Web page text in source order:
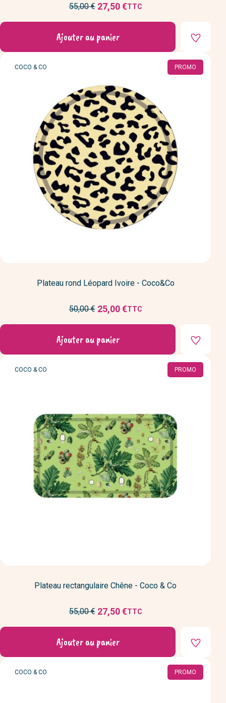
Prix
base
55,00 €
Prix
réduit
27,50 €TTC
Ajouter au panier
MARQUE
COCO & CO PROMO
Plateau rond Léopard Ivoire - Coco&Co
Prix
base
50,00 €
Prix
réduit
25,00 €TTC
Ajouter au panier
MARQUE
COCO & CO PROMO
Plateau rectangulaire Chêne - Coco & Co
Prix
base
55,00 €
Prix
réduit
27,50 €TTC
Ajouter au panier
MARQUE
COCO & CO PROMO